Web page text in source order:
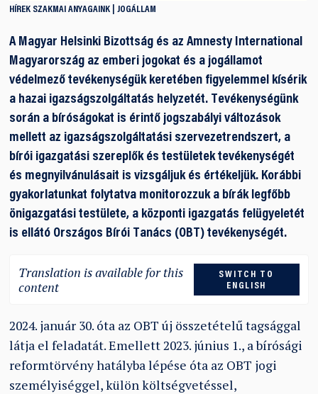
HÍREK SZAKMAI ANYAGAINK JOGÁLLAM
A Magyar Helsinki Bizottság és az Amnesty International
Magyarország az emberi jogokat és a jogállamot
védelmező tevékenységük keretében figyelemmel kísérik
a hazai igazságszolgáltatás helyzetét. Tevékenységünk
során a bíróságokat is érintő jogszabályi változások
mellett az igazságszolgáltatási szervezetrendszert, a
bírói igazgatási szereplők és testületek tevékenységét
és megnyilvánulásait is vizsgáljuk és értékeljük. Korábbi
gyakorlatunkat folytatva monitorozzuk a bírák legfőbb
önigazgatási testülete, a központi igazgatás felügyeletét
is ellátó Országos Bírói Tanács (OBT) tevékenységét.
Translation is available for this
content
SWITCH TO
ENGLISH
2024. január 30. óta az OBT új összetételű tagsággal
látja el feladatát. Emellett 2023. június 1., a bírósági
reformtörvény hatályba lépése óta az OBT jogi
személyiséggel, külön költségvetéssel,